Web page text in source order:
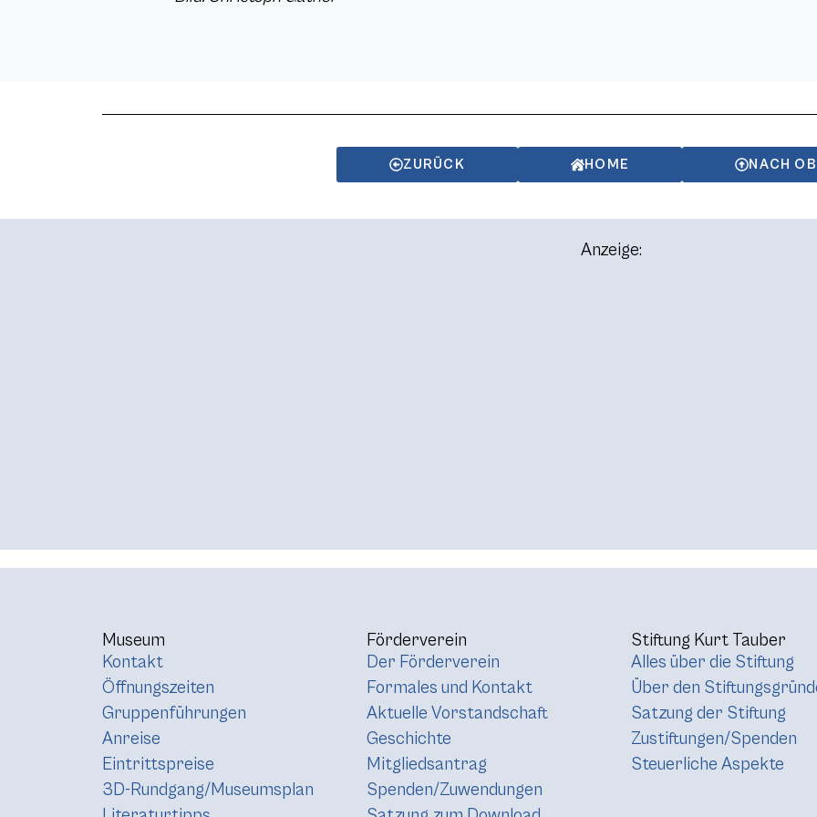
ZURÜCK HOME NACH
Anzeige:
Museum
Kontakt
Öffnungszeiten
Gruppenführungen
Anreise
Eintrittspreise
3D-Rundgang/Museumsplan
Förderverein
Der Förderverein
Formales und Kontakt
Aktuelle Vorstandschaft
Geschichte
Mitgliedsantrag
Spenden/Zuwendungen
Stiftung Kurt Tauber
Alles über die Stiftung
Über den
Satzung der Stiftung
Zustiftungen/Spenden
Steuerliche Aspekte